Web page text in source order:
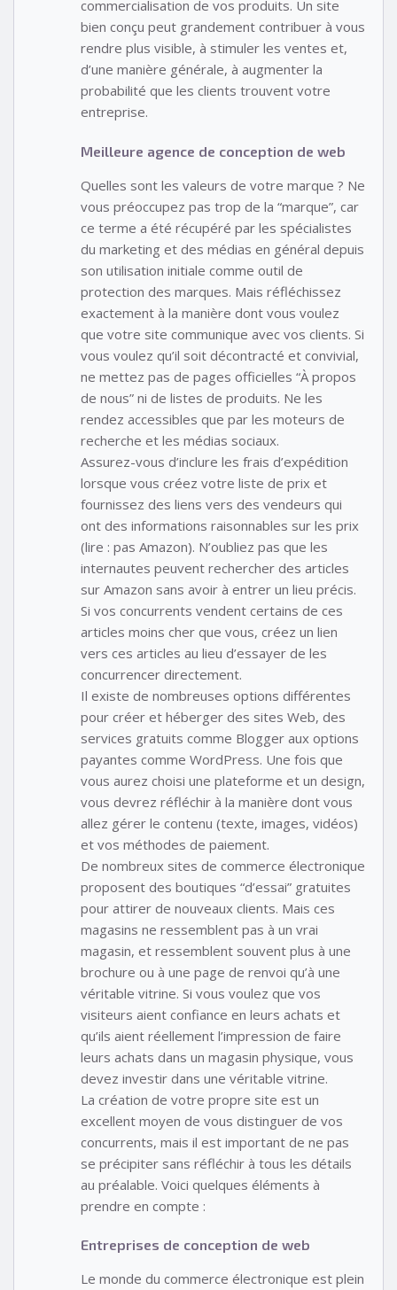
commercialisation de vos produits. Un site
bien conçu peut grandement contribuer à vous
rendre plus visible, à stimuler les ventes et,
d’une manière générale, à augmenter la
probabilité que les clients trouvent votre
entreprise.
Meilleure agence de conception de web
Quelles sont les valeurs de votre marque ? Ne
vous préoccupez pas trop de la “marque”, car
ce terme a été récupéré par les spécialistes
du marketing et des médias en général depuis
son utilisation initiale comme outil de
protection des marques. Mais réfléchissez
exactement à la manière dont vous voulez
que votre site communique avec vos clients. Si
vous voulez qu’il soit décontracté et convivial,
ne mettez pas de pages officielles “À propos
de nous” ni de listes de produits. Ne les
rendez accessibles que par les moteurs de
recherche et les médias sociaux.
Assurez-vous d’inclure les frais d’expédition
lorsque vous créez votre liste de prix et
fournissez des liens vers des vendeurs qui
ont des informations raisonnables sur les prix
(lire : pas Amazon). N’oubliez pas que les
internautes peuvent rechercher des articles
sur Amazon sans avoir à entrer un lieu précis.
Si vos concurrents vendent certains de ces
articles moins cher que vous, créez un lien
vers ces articles au lieu d’essayer de les
concurrencer directement.
Il existe de nombreuses options différentes
pour créer et héberger des sites Web, des
services gratuits comme Blogger aux options
payantes comme WordPress. Une fois que
vous aurez choisi une plateforme et un design,
vous devrez réfléchir à la manière dont vous
allez gérer le contenu (texte, images, vidéos)
et vos méthodes de paiement.
De nombreux sites de commerce électronique
proposent des boutiques “d’essai” gratuites
pour attirer de nouveaux clients. Mais ces
magasins ne ressemblent pas à un vrai
magasin, et ressemblent souvent plus à une
brochure ou à une page de renvoi qu’à une
véritable vitrine. Si vous voulez que vos
visiteurs aient confiance en leurs achats et
qu’ils aient réellement l’impression de faire
leurs achats dans un magasin physique, vous
devez investir dans une véritable vitrine.
La création de votre propre site est un
excellent moyen de vous distinguer de vos
concurrents, mais il est important de ne pas
se précipiter sans réfléchir à tous les détails
au préalable. Voici quelques éléments à
prendre en compte :
Entreprises de conception de web
Le monde du commerce électronique est plein